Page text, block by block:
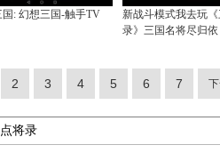
国: 幻想三国-触手TV
新战斗模式我去玩
录》三国名将尽归依
2 3 4 5 6 7